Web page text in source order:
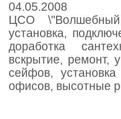
04.05.2008
ЦСО \"Волшебный
установка,
доработка
вскрытие, ремонт,
сейфов,
офисов, высотные